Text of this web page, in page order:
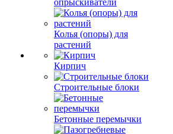
опрыскиватели
Колья (опоры) для
растений
Кирпич
Строительные блоки
Бетонные перемычки